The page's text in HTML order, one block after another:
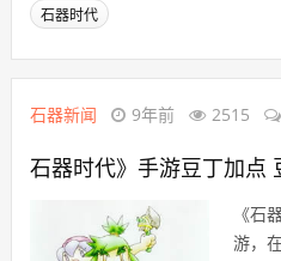
石器时代
石器新闻 9年前 2515
石器时代》手游豆丁加点
《石
游，